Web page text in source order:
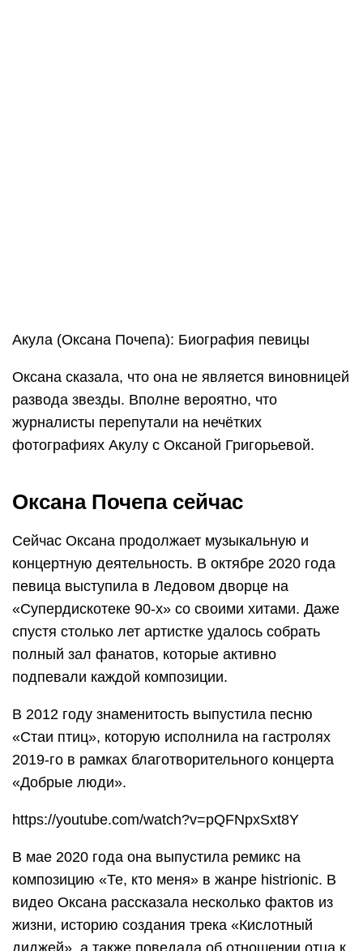
Акула (Оксана Почепа): Биография певицы
Оксана сказала, что она не является виновницей
развода звезды. Вполне вероятно, что
журналисты перепутали на нечётких
фотографиях Акулу с Оксаной Григорьевой.
Оксана Почепа сейчас
Сейчас Оксана продолжает музыкальную и
концертную деятельность. В октябре 2020 года
певица выступила в Ледовом дворце на
«Супердискотеке 90-х» со своими хитами. Даже
спустя столько лет артистке удалось собрать
полный зал фанатов, которые активно
подпевали каждой композиции.
В 2012 году знаменитость выпустила песню
«Стаи птиц», которую исполнила на гастролях
2019-го в рамках благотворительного концерта
«Добрые люди».
https://youtube.com/watch?v=pQFNpxSxt8Y
В мае 2020 года она выпустила ремикс на
композицию «Те, кто меня» в жанре histrionic. В
видео Оксана рассказала несколько фактов из
жизни, историю создания трека «Кислотный
диджей», а также поведала об отношении отца к